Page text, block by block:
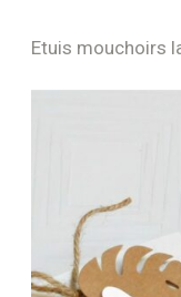
Etuis mouchoirs